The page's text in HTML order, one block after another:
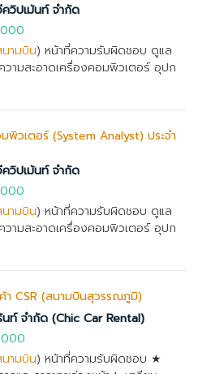
วิปเม้นท์ จำกัด
ามบิน) หน้าที่ความรับผิดชอบ ดูแล
วามสะอาดเครื่องคอมพิวเตอร์ อุปก
พิวเตอร์ (System Analyst) ประจำ
วิปเม้นท์ จำกัด
ามบิน) หน้าที่ความรับผิดชอบ ดูแล
วามสะอาดเครื่องคอมพิวเตอร์ อุปก
า CSR (สนามบินสุวรรณภูมิ)
นท์ จำกัด (Chic Car Rental)
ามบิน) หน้าที่ความรับผิดชอบ ★